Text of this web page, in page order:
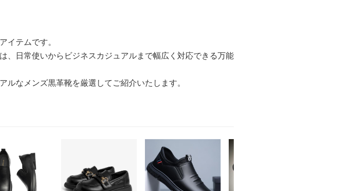
イテムです。
、日常使いからビジネスカジュアルまで幅広く対応できる万能
なメンズ黒革靴を厳選してご紹介いたします。